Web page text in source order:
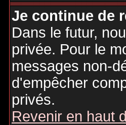
Je continue de
Dans le futur,
privée. Pour le
messages non-
d'empêcher
privés.
Revenir en haut